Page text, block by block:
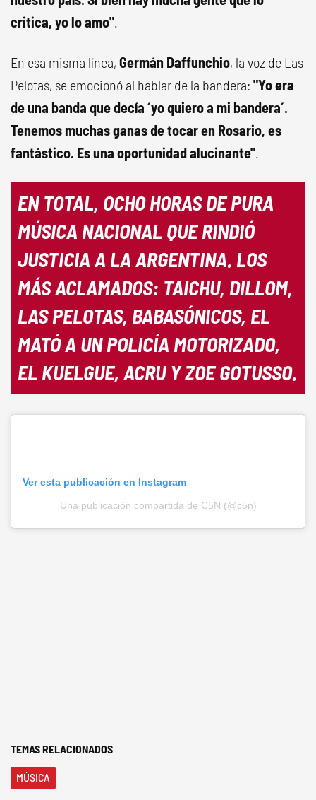
critica, yo lo amo".
En esa misma línea, Germán Daffunchio, la voz de Las
Pelotas, se emocionó al hablar de la bandera: "Yo era
de una banda que decía ´yo quiero a mi bandera´.
Tenemos muchas ganas de tocar en Rosario, es
fantástico. Es una oportunidad alucinante".
EN TOTAL, OCHO HORAS DE PURA
MÚSICA NACIONAL QUE RINDIÓ
JUSTICIA A LA ARGENTINA. LOS
MÁS ACLAMADOS: TAICHU, DILLOM,
LAS PELOTAS, BABASÓNICOS, EL
MATÓ A UN POLICÍA MOTORIZADO,
EL KUELGUE, ACRU Y ZOE GOTUSSO.
Ver esta publicación en Instagram
Una publicación compartida de C5N (@c5n)
TEMAS RELACIONADOS
MÚSICA